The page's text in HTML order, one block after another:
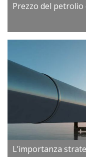
Prezzo del
L’importanza